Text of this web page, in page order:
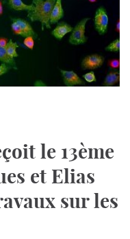
le 13ème
et Elias
sur les